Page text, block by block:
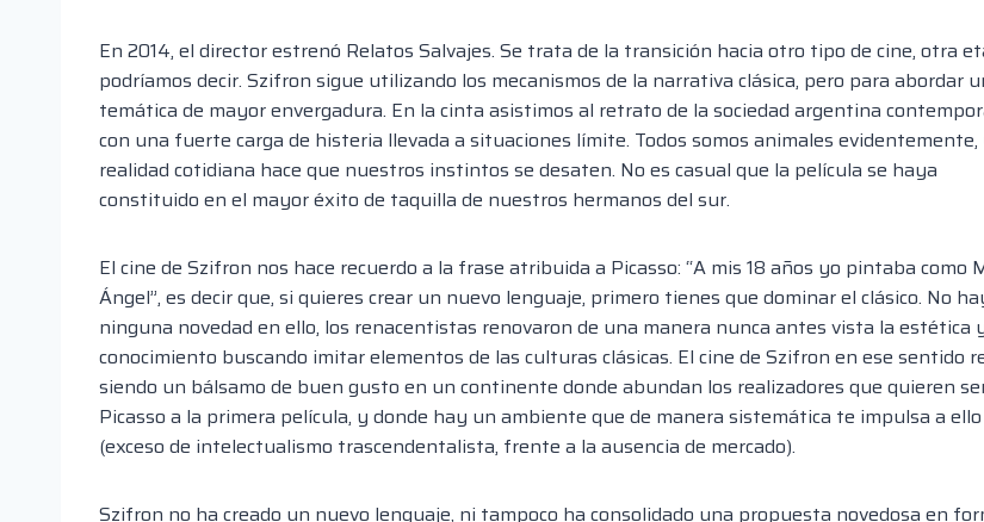
En 2014, el director estrenó Relatos Salvajes. Se trata de la transición hacia otro tipo de cine, otra
podríamos decir. Szifron sigue utilizando los mecanismos de la narrativa clásica, pero para abordar
temática de mayor envergadura. En la cinta asistimos al retrato de la sociedad argentina
con una fuerte carga de histeria llevada a situaciones límite. Todos somos animales evidentemente,
realidad cotidiana hace que nuestros instintos se desaten. No es casual que la película se haya
constituido en el mayor éxito de taquilla de nuestros hermanos del sur.
El cine de Szifron nos hace recuerdo a la frase atribuida a Picasso: “A mis 18 años yo pintaba como
Ángel”, es decir que, si quieres crear un nuevo lenguaje, primero tienes que dominar el clásico. No
ninguna novedad en ello, los renacentistas renovaron de una manera nunca antes vista la estética
conocimiento buscando imitar elementos de las culturas clásicas. El cine de Szifron en ese sentido
siendo un bálsamo de buen gusto en un continente donde abundan los realizadores que quieren
Picasso a la primera película, y donde hay un ambiente que de manera sistemática te impulsa a ello
(exceso de intelectualismo trascendentalista, frente a la ausencia de mercado).
Szifron no ha creado un nuevo lenguaje, ni tampoco ha consolidado una propuesta novedosa en